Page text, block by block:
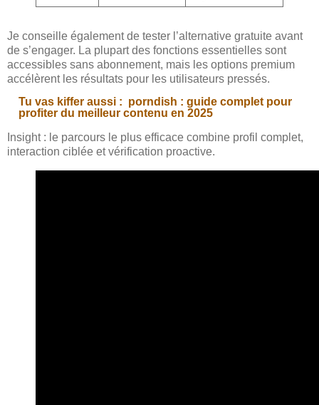
Je conseille également de tester l’alternative gratuite avant
de s’engager. La plupart des fonctions essentielles sont
accessibles sans abonnement, mais les options premium
accélèrent les résultats pour les utilisateurs pressés.
Tu vas kiffer aussi : porndish : guide complet pour
profiter du meilleur contenu en 2025
Insight : le parcours le plus efficace combine profil complet,
interaction ciblée et vérification proactive.